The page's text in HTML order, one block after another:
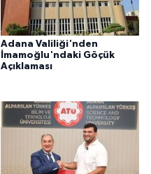
Adana Valiliği'nden
İmamoğlu'ndaki Göçük
Açıklaması